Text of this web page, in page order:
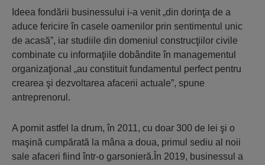
Ideea fondării businessului i-a venit „din dorinţa de a
aduce fericire în casele oamenilor prin sentimentul unic
de acasă”, iar studiile din domeniul construcţiilor civile
combinate cu informaţiile dobândite în managementul
organizaţional „au constituit fundamentul perfect pentru
crearea şi dezvoltarea afacerii actuale”, spune
antreprenorul.
A pornit astfel la drum, în 2011, cu doar 300 de lei şi o
maşină cumpărată la mâna a doua, primul sediu al noii
sale afaceri fiind într-o garsonieră.În 2019, businessul a